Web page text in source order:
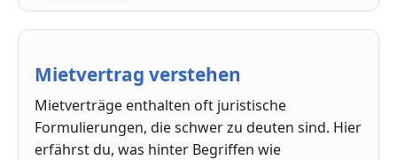
Mietvertrag verstehen
Mietverträge enthalten oft juristische
Formulierungen, die schwer zu deuten sind. Hier
erfährst du, was hinter Begriffen wie